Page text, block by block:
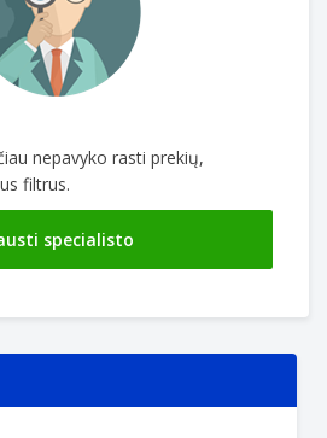
nepavyko rasti prekių,
filtrus.
specialisto